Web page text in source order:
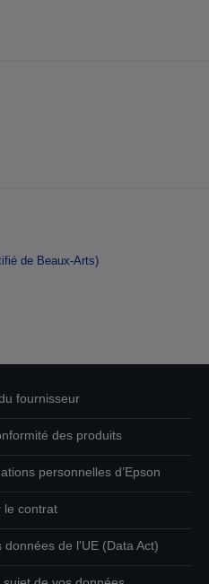
de Beaux-Arts)
fournisseur
des produits
personnelles d’Epson
le contrat
de l'UE (Data Act)